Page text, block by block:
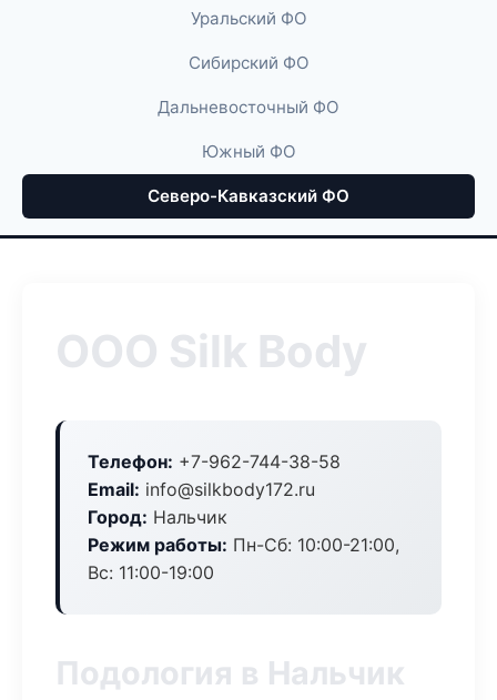
Уральский ФО
Сибирский ФО
Дальневосточный ФО
Южный ФО
Северо-Кавказский ФО
ООО Silk Body
Телефон: +7-962-744-38-58
Email: info@silkbody172.ru
Город: Нальчик
Режим работы: Пн-Сб: 10:00-21:00,
Вс: 11:00-19:00
Подология в Нальчик